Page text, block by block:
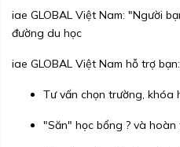
iae GLOBAL Việt Nam: "Người
đường du học
iae GLOBAL Việt Nam hỗ trợ bạn:
Tư vấn chọn trường, khóa
"Săn" học bổng ? và hoàn